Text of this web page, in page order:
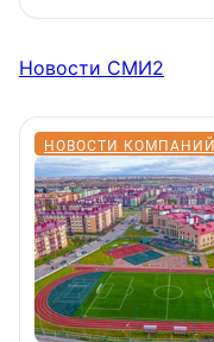
Новости СМИ2
НОВОСТИ КОМПАНИЙ